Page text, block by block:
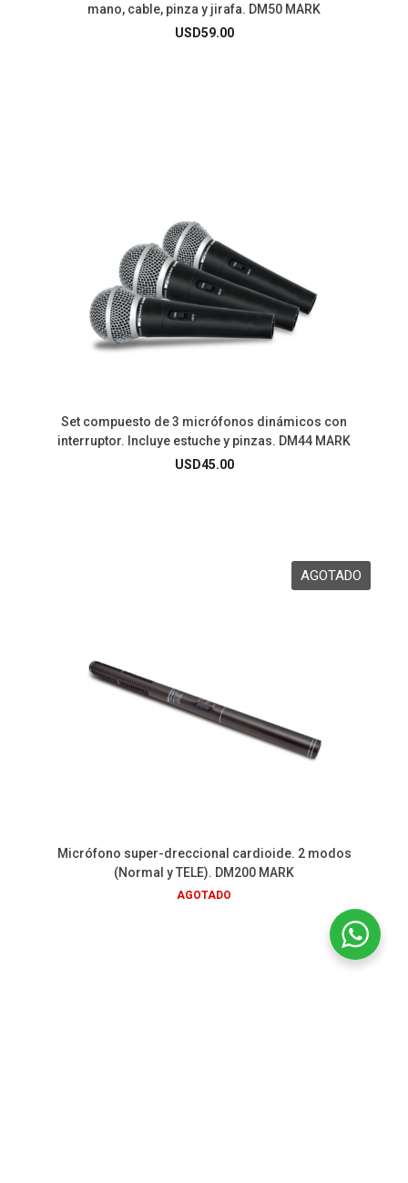
mano, cable, pinza y jirafa. DM50 MARK
USD59.00
Set compuesto de 3 micrófonos dinámicos con
interruptor. Incluye estuche y pinzas. DM44 MARK
USD45.00
Micrófono super-dreccional cardioide. 2 modos
(Normal y TELE). DM200 MARK
AGOTADO